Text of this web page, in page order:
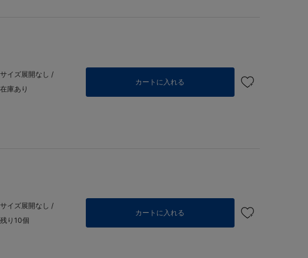
サイズ展開なし /
在庫あり
カートに入れる
サイズ展開なし /
残り10個
カートに入れる